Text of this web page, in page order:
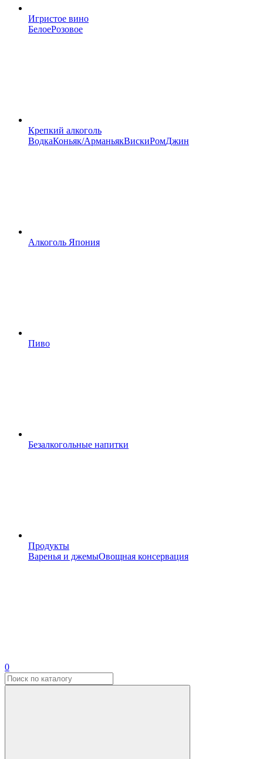
Игристое вино
БелоеРозовое
Крепкий алкоголь
ВодкаКоньяк/АрманьякВискиРомДжин
Алкоголь Япония
Пиво
Безалкогольные напитки
Продукты
Варенья и джемыОвощная консервация
0